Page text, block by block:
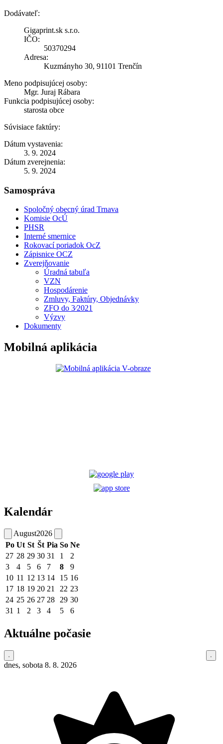
Dodávateľ:
Gigaprint.sk s.r.o.
IČO:
50370294
Adresa:
Kuzmányho 30, 91101 Trenčín
Meno podpisujúcej osoby:
Mgr. Juraj Rábara
Funkcia podpisujúcej osoby:
starosta obce
Súvisiace faktúry:
Dátum vystavenia:
3. 9. 2024
Dátum zverejnenia:
5. 9. 2024
Samospráva
Spoločný obecný úrad Trnava
Komisie OcÚ
PHSR
Interné smernice
Rokovací poriadok OcZ
Zápisnice OCZ
Zverejňovanie
Úradná tabuľa
VZN
Hospodárenie
Zmluvy, Faktúry, Objednávky
ZFO do 3⁄2021
Výzvy
Dokumenty
Mobilná aplikácia
Kalendár
August2026
Po Ut St Št Pia So Ne
27 28 29 30 31 1
2
3
4 5 6 7 8
9
10 11 12 13 14 15 16
17 18 19 20 21 22 23
24 25 26 27 28 29 30
31 1 2 3 4 5 6
Aktuálne počasie
dnes, sobota 8. 8. 2026